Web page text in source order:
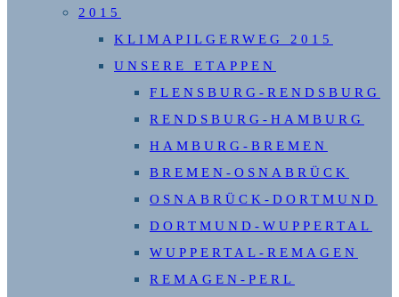
2015
KLIMAPILGERWEG 2015
UNSERE ETAPPEN
FLENSBURG-RENDSBURG
RENDSBURG-HAMBURG
HAMBURG-BREMEN
BREMEN-OSNABRÜCK
OSNABRÜCK-DORTMUND
DORTMUND-WUPPERTAL
WUPPERTAL-REMAGEN
REMAGEN-PERL